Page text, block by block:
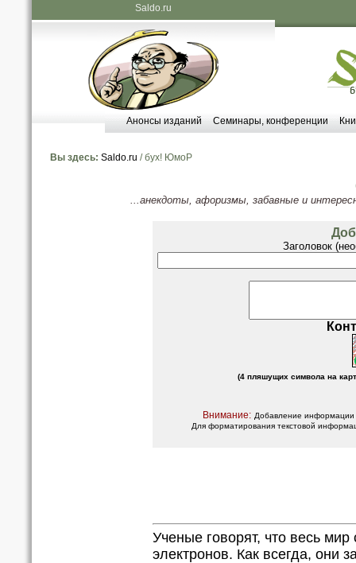
Saldo.ru
Анонсы изданий Семинары, конференции
Вы здесь: Saldo.ru / бух! ЮмоР
...анекдоты, афоризмы, забавные и
Заголовок
(4 пляшущих символа на
Внимание: Добавление информации
Для форматирования текстовой
Ученые говорят, что весь мир
электронов. Как всегда, они